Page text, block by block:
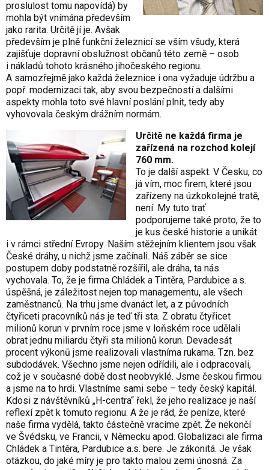
proslulost tomu napovídá) by
mohla být vnímána především
jako rarita. Určitě jí je. Avšak
především je plně funkční železnicí se vším všudy, která
zajišťuje dopravní obslužnost občanů této země – osob
i nákladů tohoto krásného jihočeského regionu.
A samozřejmě jako každá železnice i ona vyžaduje údržbu a
popř. modernizaci tak, aby svou bezpečností a dalšími
aspekty mohla toto své hlavní poslání plnit, tedy aby
vyhovovala českým drážním normám.
Určitě ne každá firma je
zařízená na rozchod kolejí
760 mm.
To je další aspekt. V Česku, co
já vím, moc firem, které jsou
zařízeny na úzkokolejné tratě,
není. My tuto trať
podporujeme také proto, že to
je kus české historie a unikát
i v rámci střední Evropy. Naším stěžejním klientem jsou však
České dráhy, u nichž jsme začínali. Náš záběr se sice
postupem doby podstatně rozšířil, ale dráha, ta nás
vychovala. To, že je firma Chládek a Tintěra, Pardubice a.s.
úspěšná, je záležitost nejen top managementu, ale všech
zaměstnanců. Na trhu jsme dvanáct let, a z původních
čtyřiceti pracovníků nás je teď tři sta. Z obratu čtyřicet
milionů korun v prvním roce jsme v loňském roce udělali
obrat jednu miliardu čtyři sta milionů korun. Devadesát
procent výkonů jsme realizovali vlastníma rukama. Tzn. bez
subdodávek. Všechno jsme nejen odřídili, ale i odpracovali,
což je v současné době dost neobvyklé. Jsme českou firmou
a jsme na to hrdi. Vlastníme sami sebe – tedy český kapitál.
Kdosi z návštěvníků „H-centra“ řekl, že jeho realizace je naší
reflexí zpět k tomuto regionu. A že je rád, že peníze, které
naše firma vydělá, takto částečně vracíme zpět. Že nekončí
ve Švédsku, ve Francii, v Německu apod. Globalizaci ale firma
Chládek a Tintěra, Pardubice a.s. bere. Je zákonitá. Je však
otázkou, do jaké míry je pro takto malou zemi únosná. Za